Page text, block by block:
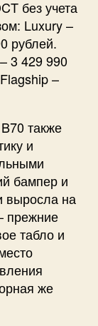
без учета
Luxury –
рублей.
3 429 990
–
также
и
бампер и
выросла на
прежние
табло и
же